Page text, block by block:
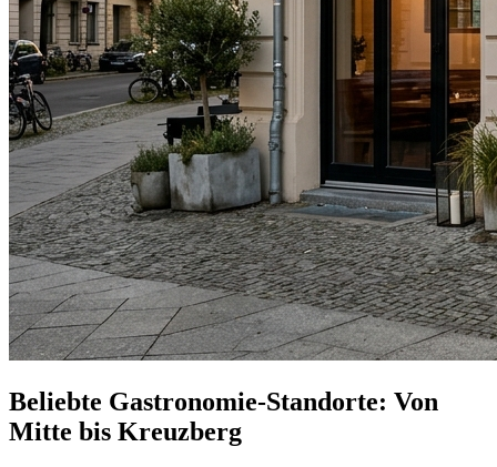
Beliebte Gastronomie-Standorte: Von
Mitte bis Kreuzberg